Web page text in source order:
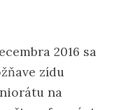
2016 sa
zídu
na